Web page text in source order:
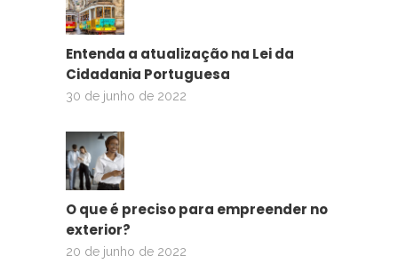
Entenda a atualização na Lei da
Cidadania Portuguesa
30 de junho de 2022
O que é preciso para empreender no
exterior?
20 de junho de 2022